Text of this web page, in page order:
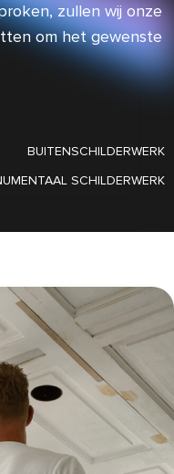
zullen wij onze
om het gewenste
BUITENSCHILDERWERK
SCHILDERWERK